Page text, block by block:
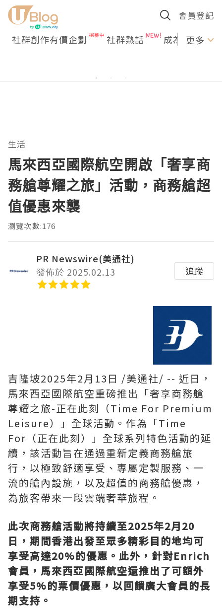
會員登記
社群創作有價企劃 社群熱話 成為U更多
生活
馬來西亞國際航空開啟「奢享商
務艙尊耀之旅」活動，商務艙超
值優惠來襲
瀏覽次數:176
PR Newswire(美通社)
發佈於 2025.02.13
追蹤
吉隆坡2025年2月13日 /美通社/ -- 近日，
馬來西亞國際航空重磅推出「奢享商務艙
尊耀之旅-正在此刻（Time For Premium
Leisure）」全球活動。作為「Time
For（正在此刻）」全球系列特色活動的延
續，該活動旨在通過重新定義商務艙旅
行，以極致舒適享受、專屬定製服務、一
流的艙內設施，以及超值的商務艙優惠，
為旅客帶來一段雲端奢華旅程。
此次商務艙活動將持續至2025年2月20
日，期間香港出發至眾多精彩目的地均可
享受高達20%的優惠。此外，針對Enrich
會員，馬來西亞國際航空還推出了可額外
享受5%的票價優惠，以回饋廣大會員的長
期支持。